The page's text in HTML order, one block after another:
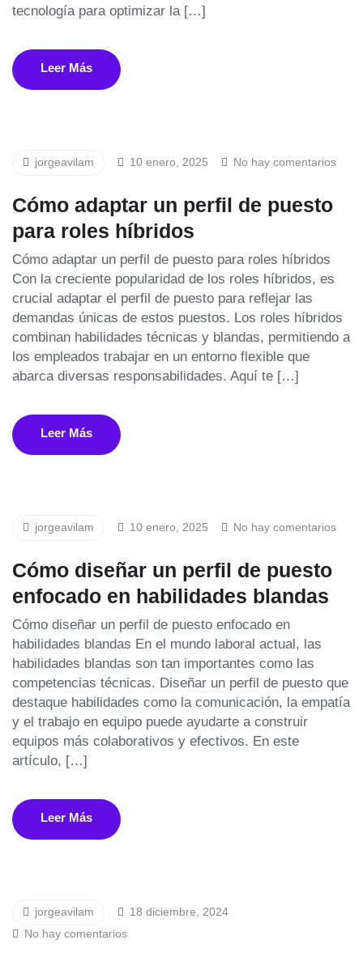
tecnología para optimizar la […]
Leer Más
jorgeavilam 10 enero, 2025 No hay comentarios
Cómo adaptar un perfil de puesto
para roles híbridos
Cómo adaptar un perfil de puesto para roles híbridos
Con la creciente popularidad de los roles híbridos, es
crucial adaptar el perfil de puesto para reflejar las
demandas únicas de estos puestos. Los roles híbridos
combinan habilidades técnicas y blandas, permitiendo a
los empleados trabajar en un entorno flexible que
abarca diversas responsabilidades. Aquí te […]
Leer Más
jorgeavilam 10 enero, 2025 No hay comentarios
Cómo diseñar un perfil de puesto
enfocado en habilidades blandas
Cómo diseñar un perfil de puesto enfocado en
habilidades blandas En el mundo laboral actual, las
habilidades blandas son tan importantes como las
competencias técnicas. Diseñar un perfil de puesto que
destaque habilidades como la comunicación, la empatía
y el trabajo en equipo puede ayudarte a construir
equipos más colaborativos y efectivos. En este
artículo, […]
Leer Más
jorgeavilam
18 diciembre, 2024
No hay comentarios